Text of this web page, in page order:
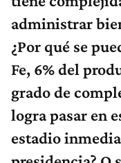
administrar
¿Por qué se
Fe, 6% del
grado de
logra pasar en
estadio